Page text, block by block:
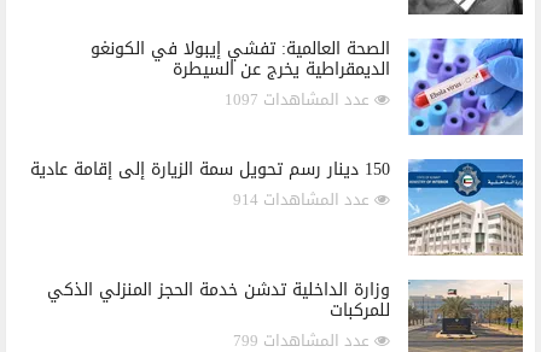
الصحة العالمية: تفشي إيبولا في الكونغو
الديمقراطية يخرج عن السيطرة
عدد المشاهدات 1097
150 دينار رسم تحويل سمة الزيارة إلى إقامة عادية
عدد المشاهدات 914
وزارة الداخلية تدشن خدمة الحجز المنزلي الذكي
للمركبات
عدد المشاهدات 799